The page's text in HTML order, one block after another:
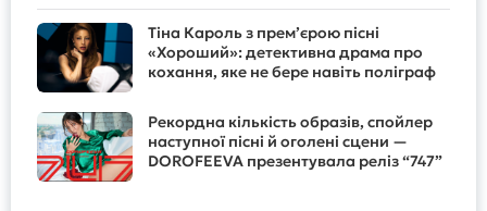
Тіна Кароль з прем’єрою пісні
«Хороший»: детективна драма про
кохання, яке не бере навіть поліграф
Рекордна кількість образів, спойлер
наступної пісні й оголені сцени —
DOROFEEVA презентувала реліз “747”